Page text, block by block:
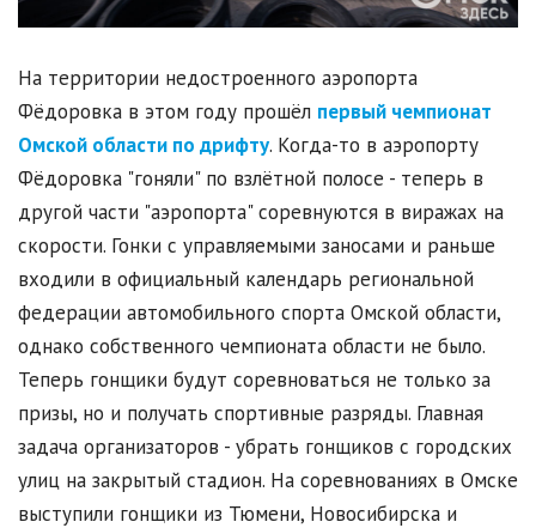
На территории недостроенного аэропорта
Фёдоровка в этом году прошёл первый чемпионат
Омской области по дрифту. Когда-то в аэропорту
Фёдоровка "гоняли" по взлётной полосе - теперь в
другой части "аэропорта" соревнуются в виражах на
скорости. Гонки с управляемыми заносами и раньше
входили в официальный календарь региональной
федерации автомобильного спорта Омской области,
однако собственного чемпионата области не было.
Теперь гонщики будут соревноваться не только за
призы, но и получать спортивные разряды. Главная
задача организаторов - убрать гонщиков с городских
улиц на закрытый стадион. На соревнованиях в Омске
выступили гонщики из Тюмени, Новосибирска и